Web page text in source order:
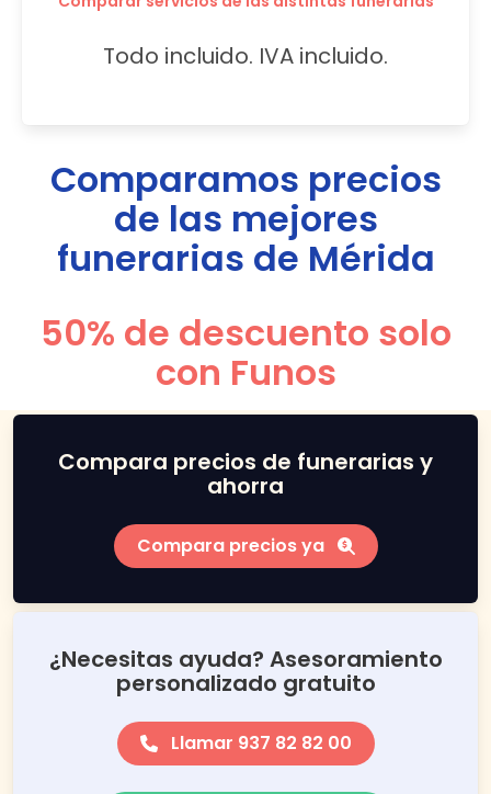
Todo incluido. IVA incluido.
Comparamos precios
de las mejores
funerarias de Mérida
50% de descuento solo
con Funos
Compara precios de funerarias y
ahorra
Compara precios ya
¿Necesitas ayuda? Asesoramiento
personalizado gratuito
Llamar 937 82 82 00